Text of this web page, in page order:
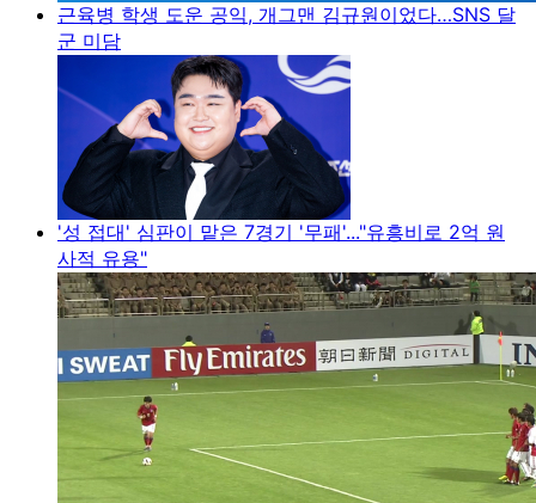
근육병 학생 도운 공익, 개그맨 김규원이었다…SNS 달
군 미담
'성 접대' 심판이 맡은 7경기 '무패'..."유흥비로 2억 원
사적 유용"